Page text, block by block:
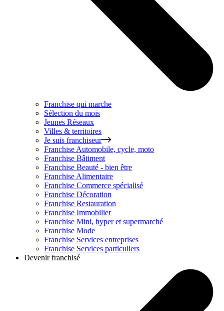
Franchise qui marche
Sélection du mois
Jeunes Réseaux
Villes & territoires
Je suis franchiseur
Franchise Automobile, cycle, moto
Franchise Bâtiment
Franchise Beauté - bien être
Franchise Alimentaire
Franchise Commerce spécialisé
Franchise Décoration
Franchise Restauration
Franchise Immobilier
Franchise Mini, hyper et supermarché
Franchise Mode
Franchise Services entreprises
Franchise Services particuliers
Devenir franchisé